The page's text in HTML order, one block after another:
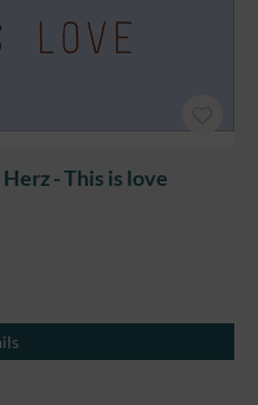
- This is love